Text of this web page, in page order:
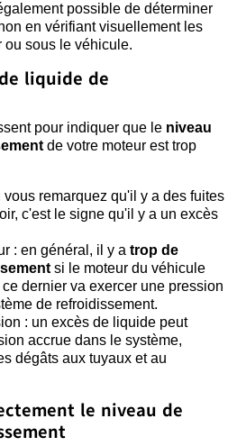
possible de déterminer
en vérifiant visuellement les
ou sous le véhicule.
liquide de
pour indiquer que le niveau
de votre moteur est trop
remarquez qu'il y a des fuites
c'est le signe qu'il y a un excès
: en général, il y a trop de
si le moteur du véhicule
dernier va exercer une pression
de refroidissement.
: un excès de liquide peut
accrue dans le système,
dégâts aux tuyaux et au
le niveau de